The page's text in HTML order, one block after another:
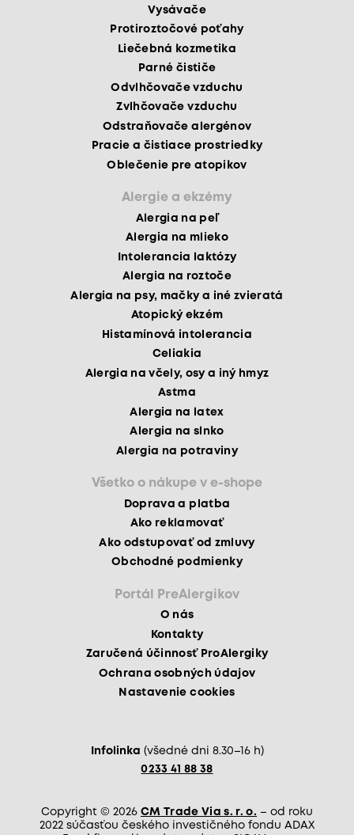
Vysávače
Protiroztočové poťahy
Liečebná kozmetika
Parné čističe
Odvlhčovače vzduchu
Zvlhčovače vzduchu
Odstraňovače alergénov
Pracie a čistiace prostriedky
Oblečenie pre atopikov
Alergie a ekzémy
Alergia na peľ
Alergia na mlieko
Intolerancia laktózy
Alergia na roztoče
Alergia na psy, mačky a iné zvieratá
Atopický ekzém
Histamínová intolerancia
Celiakia
Alergia na včely, osy a iný hmyz
Astma
Alergia na latex
Alergia na slnko
Alergia na potraviny
Všetko o nákupe v e-shope
Doprava a platba
Ako reklamovať
Ako odstupovať od zmluvy
Obchodné podmienky
Portál PreAlergikov
O nás
Kontakty
Zaručená účinnosť ProAlergiky
Ochrana osobných údajov
Nastavenie cookies
Infolinka (všedné dni 8.30–16 h)
0233 41 88 38
Copyright © 2026 CM Trade Via s. r. o. – od roku
2022 súčasťou českého investičného fondu ADAX